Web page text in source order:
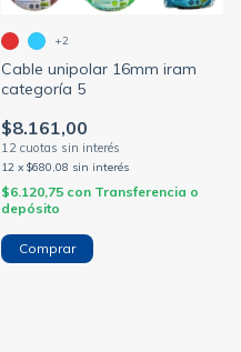
Cable unipolar 16mm iram
categoría 5
$8.161,00
12 x $680,08 sin interés
$6.120,75 con Transferencia o
depósito
+2
Comprar